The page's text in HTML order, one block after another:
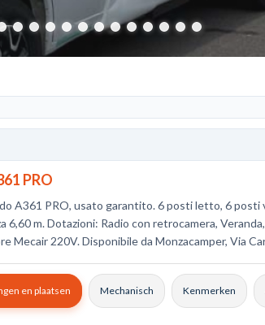
PRO
A361 PRO, usato garantito. 6 posti letto, 6 posti
6,60 m. Dotazioni: Radio con retrocamera,
Mecair 220V. Disponibile da Monzacamper, Via
en plaatsen Mechanisch Kenmerken